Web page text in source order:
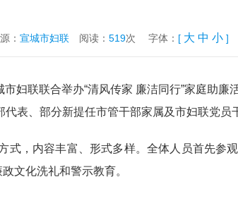
： 宣城市妇联 阅读： 519次 字体： [ 大 中 小 ]
妇联联合举办“清风传家 廉洁同行”家庭助
表、部分新提任市管干部家属及市妇联党员
式，内容丰富、形式多样。全体人员首先参
文化洗礼和警示教育。